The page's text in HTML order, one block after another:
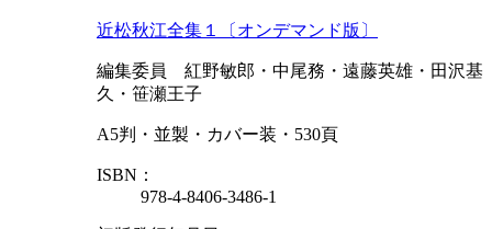
近松秋江全集１〔オンデマンド版〕
編集委員 紅野敏郎・中尾務・遠藤英雄・田沢基
久・笹瀬王子
A5判・並製・カバー装・530頁
ISBN：
978-4-8406-3486-1